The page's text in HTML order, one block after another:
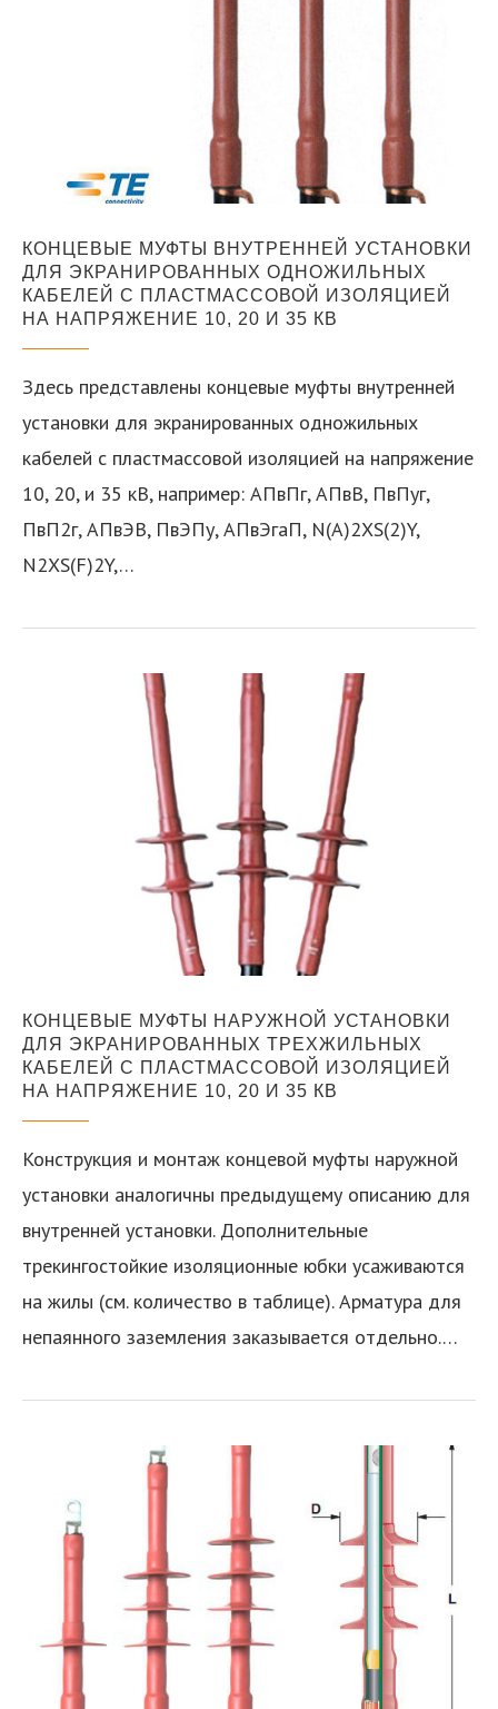
КОНЦЕВЫЕ МУФТЫ ВНУТРЕННЕЙ УСТАНОВКИ
ДЛЯ ЭКРАНИРОВАННЫХ ОДНОЖИЛЬНЫХ
КАБЕЛЕЙ С ПЛАСТМАССОВОЙ ИЗОЛЯЦИЕЙ
НА НАПРЯЖЕНИЕ 10, 20 И 35 КВ
Здесь представлены концевые муфты внутренней
установки для экранированных одножильных
кабелей с пластмассовой изоляцией на напряжение
10, 20, и 35 кВ, например: АПвПг, АПвВ, ПвПуг,
ПвП2г, АПвЭВ, ПвЭПу, АПвЭгаП, N(A)2XS(2)Y,
N2XS(F)2Y,…
КОНЦЕВЫЕ МУФТЫ НАРУЖНОЙ УСТАНОВКИ
ДЛЯ ЭКРАНИРОВАННЫХ ТРЕХЖИЛЬНЫХ
КАБЕЛЕЙ С ПЛАСТМАССОВОЙ ИЗОЛЯЦИЕЙ
НА НАПРЯЖЕНИЕ 10, 20 И 35 КВ
Конструкция и монтаж концевой муфты наружной
установки аналогичны предыдущему описанию для
внутренней установки. Дополнительные
трекингостойкие изоляционные юбки усаживаются
на жилы (см. количество в таблице). Арматура для
непаянного заземления заказывается отдельно.…